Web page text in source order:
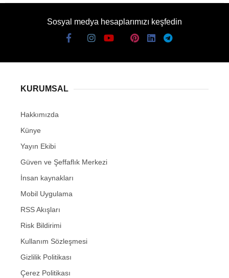
Sosyal medya hesaplarımızı keşfedin
KURUMSAL
Hakkımızda
Künye
Yayın Ekibi
Güven ve Şeffaflık Merkezi
İnsan kaynakları
Mobil Uygulama
RSS Akışları
Risk Bildirimi
Kullanım Sözleşmesi
Gizlilik Politikası
Çerez Politikası